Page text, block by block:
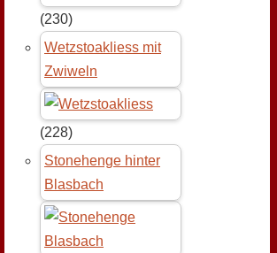
(230)
Wetzstoakliess mit
Zwiweln
(228)
Stonehenge hinter
Blasbach